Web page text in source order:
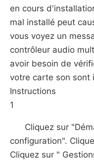
en cours
mal installé peut
vous voyez un
contrôleur audio
avoir besoin de
votre carte son sont
Instructions
1
Cliquez sur
configuration".
Cliquez sur "